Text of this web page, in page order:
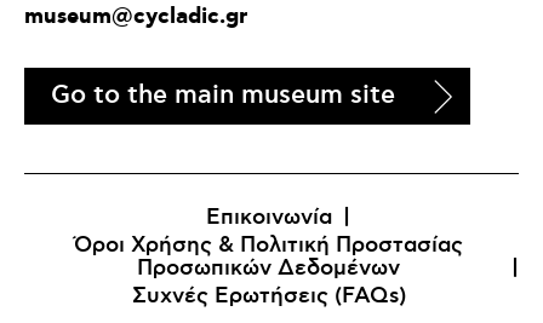
museum@cycladic.gr
Go to the main museum site
Επικοινωνία
Όροι Χρήσης & Πολιτική Προστασίας
Προσωπικών Δεδομένων
Συχνές Ερωτήσεις (FAQs)